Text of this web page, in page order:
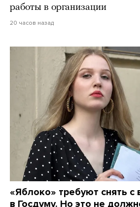
работы в организации
20 часов назад
«Яблоко» требуют снять с
в Госдуму. Но это не